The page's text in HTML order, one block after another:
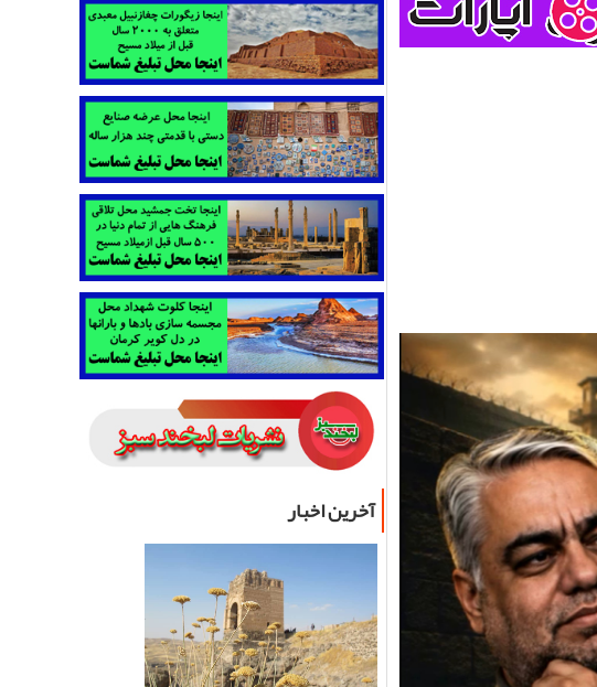
آخرین اخبار